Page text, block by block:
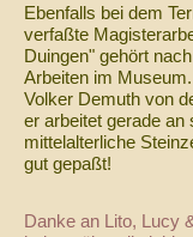
Ebenfalls bei dem
verfaßte
Duingen" gehört
Arbeiten im
Volker Demuth von
er arbeitet gerade an
mittelalterliche
gut gepaßt!
Danke an Lito, Lucy